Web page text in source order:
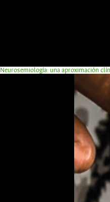
Neurosemiología: una aproximación